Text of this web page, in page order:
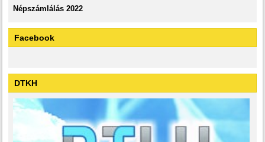
Népszámlálás 2022
Facebook
DTKH